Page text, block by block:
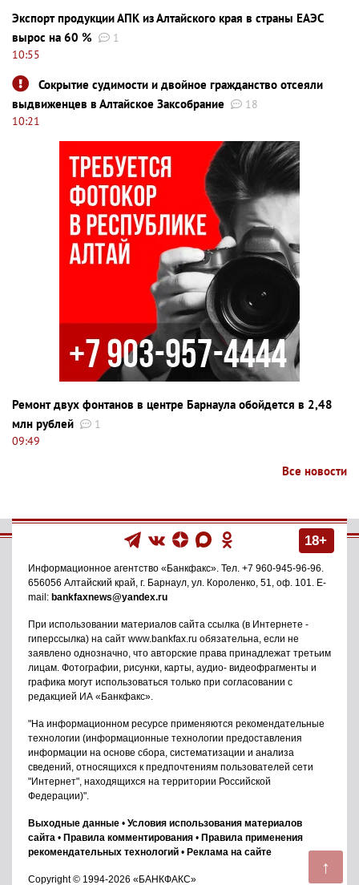
↑
Экспорт продукции АПК из Алтайского края в страны ЕАЭС
вырос на 60 %
1
10:55
Сокрытие судимости и двойное гражданство отсеяли
выдвиженцев в Алтайское Заксобрание
18
10:21
Ремонт двух фонтанов в центре Барнаула обойдется в 2,48
млн рублей
1
09:49
Все новости
18+
Информационное агентство «Банкфакс» . Тел. +7 960-945-96-96
656056 Алтайский край, г. Барнаул ул. Короленко, 51, оф. 101
. E-
mail: bankfaxnews@yandex.ru
При использовании материалов сайта ссылка (в Интернете -
гиперссылка) на сайт www.bankfax.ru обязательна, если не
заявлено однозначно, что авторские права принадлежат третьим
лицам. Фотографии, рисунки, карты, аудио- видеофрагменты и
графика могут использоваться только при согласовании с
редакцией ИА «Банкфакс».
"На информационном ресурсе применяются рекомендательные
технологии (информационные технологии предоставления
информации на основе сбора, систематизации и анализа
сведений, относящихся к предпочтениям пользователей сети
"Интернет", находящихся на территории Российской
Федерации)".
Выходные данные • Условия использования материалов
сайта • Правила комментирования • Правила применения
рекомендательных технологий • Реклама на сайте
Copyright © 1994-2026 «БАНКФАКС»